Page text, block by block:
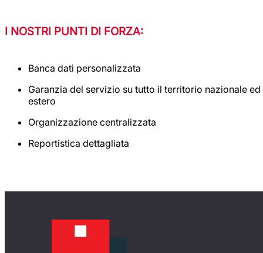
I NOSTRI PUNTI DI FORZA:
Banca dati personalizzata
Garanzia del servizio su tutto il territorio nazionale ed
estero
Organizzazione centralizzata
Reportistica dettagliata